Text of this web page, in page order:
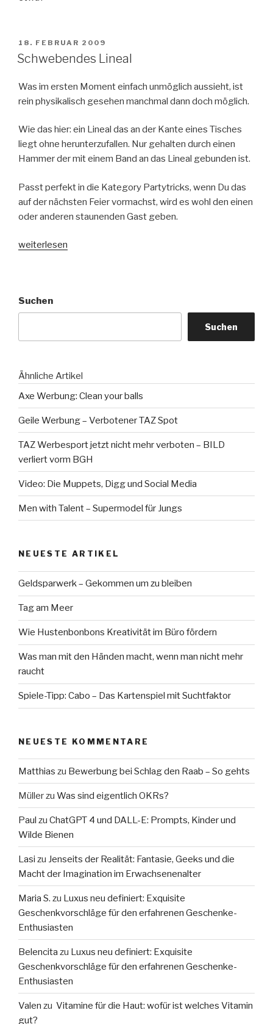
VERÖFFENTLICHT
AM
18. FEBRUAR 2009
Schwebendes Lineal
Was im ersten Moment einfach unmöglich aussieht, ist
rein physikalisch gesehen manchmal dann doch möglich.
Wie das hier: ein Lineal das an der Kante eines Tisches
liegt ohne herunterzufallen. Nur gehalten durch einen
Hammer der mit einem Band an das Lineal gebunden ist.
Passt perfekt in die Kategory Partytricks, wenn Du das
auf der nächsten Feier vormachst, wird es wohl den einen
oder anderen staunenden Gast geben.
„Schwebendes
weiterlesen
Suchen
Suchen
Ähnliche Artikel
Axe Werbung: Clean your balls
Geile Werbung – Verbotener TAZ Spot
TAZ Werbesport jetzt nicht mehr verboten – BILD
verliert vorm BGH
Video: Die Muppets, Digg und Social Media
Men with Talent – Supermodel für Jungs
NEUESTE ARTIKEL
Geldsparwerk – Gekommen um zu bleiben
Tag am Meer
Wie Hustenbonbons Kreativität im Büro fördern
Was man mit den Händen macht, wenn man nicht mehr
raucht
Spiele-Tipp: Cabo – Das Kartenspiel mit Suchtfaktor
NEUESTE KOMMENTARE
Matthias zu Bewerbung bei Schlag den Raab – So gehts
Müllerzu Was sind eigentlich OKRs?
Paul zu ChatGPT 4 und DALL-E: Prompts, Kinder und
Wilde Bienen
Lasi zu Jenseits der Realität: Fantasie, Geeks und die
Macht der Imagination im Erwachsenenalter
Maria S. zu Luxus neu definiert: Exquisite
Geschenkvorschläge für den erfahrenen Geschenke-
Enthusiasten
Belencita zu Luxus neu definiert: Exquisite
Geschenkvorschläge für den erfahrenen Geschenke-
Enthusiasten
Valen zu Vitamine für die Haut: wofür ist welches Vitamin
gut?